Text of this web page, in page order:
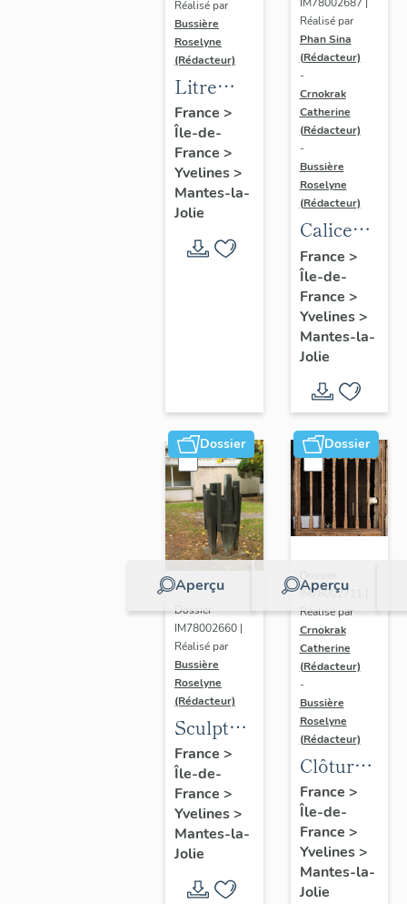
Réalisé par
Bussière
Roselyne
(Rédacteur)
Litre
funéraire
du
prince
de Conti
France >
Île-de-
France >
Yvelines>
Mantes-la-
Jolie
Réalisé par
Phan Sina
(Rédacteur)
-
Crnokrak
Catherine
(Rédacteur)
-
Bussière
Roselyne
(Rédacteur)
Calice
n°2 et sa
patène
France >
Île-de-
France >
Yvelines>
Mantes-la-
Jolie
Dossier
Aperçu
Dossier
IM78002660 |
Réalisé par
Bussière
Roselyne
(Rédacteur)
Sculpture
: la
Ronde
France >
Île-de-
France >
Yvelines>
Mantes-la-
Jolie
Dossier
Aperçu
IM78002711 |
Réalisé par
Crnokrak
Catherine
(Rédacteur)
-
Bussière
Roselyne
(Rédacteur)
Clôture
de
chœur
France >
Île-de-
France >
Yvelines>
Mantes-la-
Jolie